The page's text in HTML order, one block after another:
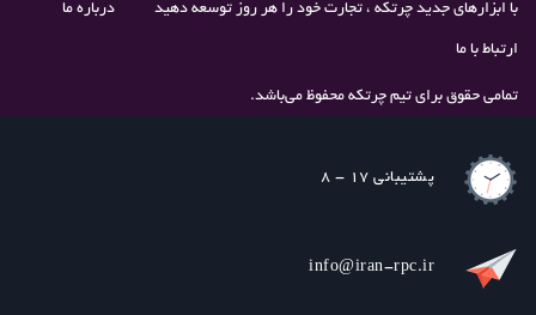
با ابزارهای جدید چرتکه ، تجارت خود را هر روز توسعه دهید درباره ما
ارتباط با ما
تمامی حقوق برای تیم چرتکه محفوظ می‌باشد.
پشتیبانی 17 - 8
info@iran-rpc.ir